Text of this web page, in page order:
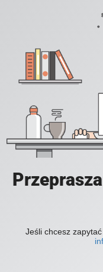
Jeśli chcesz